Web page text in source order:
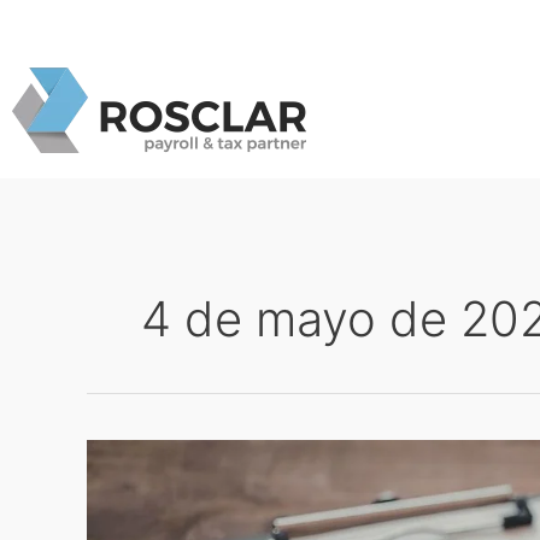
contenido
4 de mayo de
nómina
como